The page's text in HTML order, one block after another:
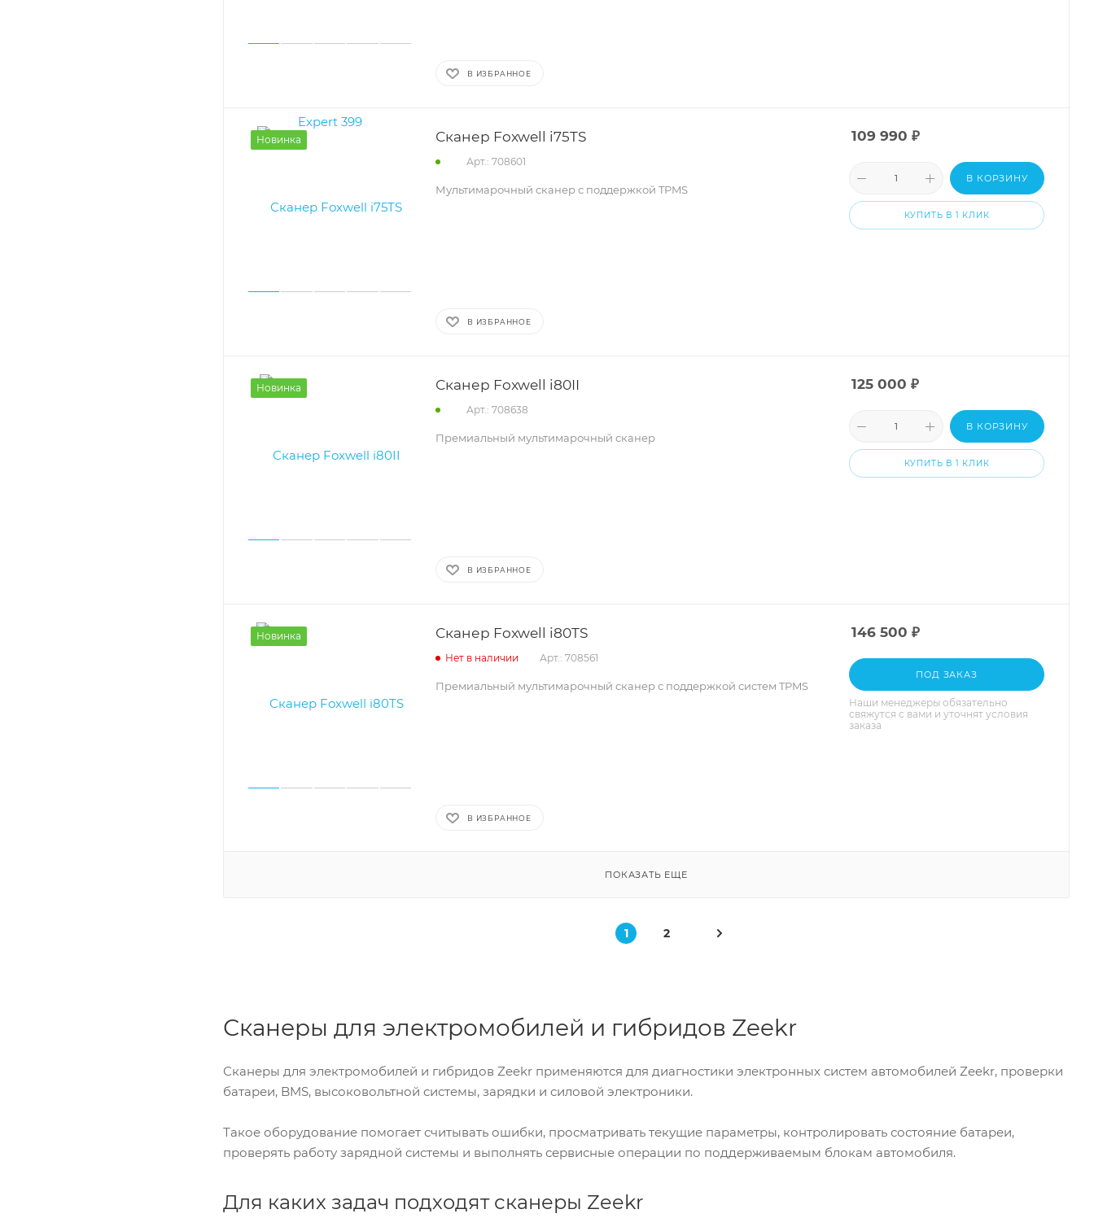
В ИЗБРАННОЕ
Новинка Сканер Foxwell i75TS
Арт.: 708601
Мультимарочный сканер с поддержкой TPMS
В ИЗБРАННОЕ
109 990 ₽
В КОРЗИНУ
КУПИТЬ В 1 КЛИК
Новинка Сканер Foxwell i80II
Арт.: 708638
Премиальный мультимарочный сканер
В ИЗБРАННОЕ
125 000 ₽
В КОРЗИНУ
КУПИТЬ В 1 КЛИК
Новинка Сканер Foxwell i80TS
Нет в наличии Арт.: 708561
Премиальный мультимарочный сканер с поддержкой систем TPMS
В ИЗБРАННОЕ
146 500 ₽
ПОД ЗАКАЗ
Наши менеджеры обязательно
свяжутся с вами и уточнят условия
заказа
ПОКАЗАТЬ ЕЩЕ
1 2
Сканеры для электромобилей и гибридов Zeekr
Сканеры для электромобилей и гибридов Zeekr применяются для диагностики электронных систем автомобилей Zeekr, проверки
батареи, BMS, высоковольтной системы, зарядки и силовой электроники.
Такое оборудование помогает считывать ошибки, просматривать текущие параметры, контролировать состояние батареи,
проверять работу зарядной системы и выполнять сервисные операции по поддерживаемым блокам автомобиля.
Для каких задач подходят сканеры Zeekr